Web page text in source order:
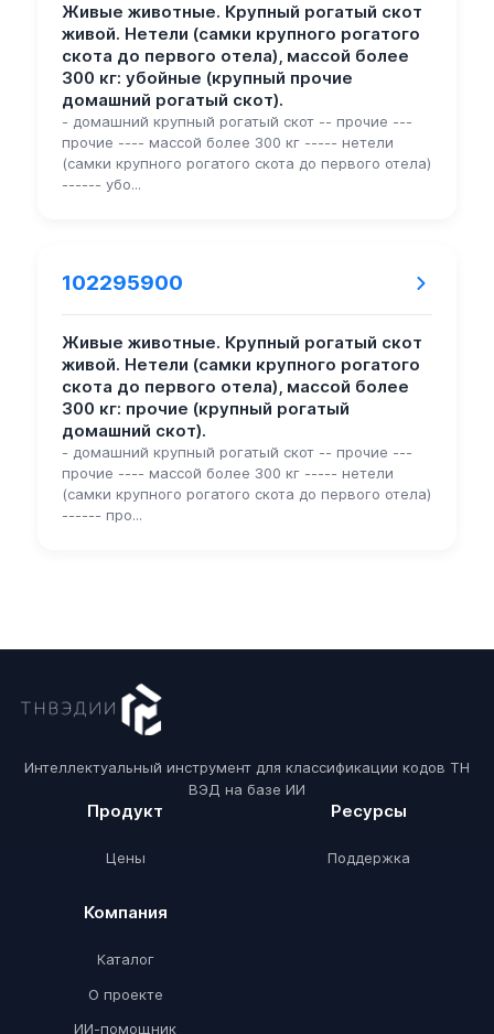
Живые животные. Крупный рогатый скот
живой. Нетели (самки крупного рогатого
скота до первого отела), массой более
300 кг: убойные (крупный прочие
домашний рогатый скот).
- домашний крупный рогатый скот -- прочие ---
прочие ---- массой более 300 кг ----- нетели
(самки крупного рогатого скота до первого отела)
------ убо...
102295900
Живые животные. Крупный рогатый скот
живой. Нетели (самки крупного рогатого
скота до первого отела), массой более
300 кг: прочие (крупный рогатый
домашний скот).
- домашний крупный рогатый скот -- прочие ---
прочие ---- массой более 300 кг ----- нетели
(самки крупного рогатого скота до первого отела)
------ про...
Интеллектуальный инструмент для классификации кодов ТН
ВЭД на базе ИИ
Продукт
Цены
Ресурсы
Поддержка
Компания
Каталог
О проекте
ИИ-помощник